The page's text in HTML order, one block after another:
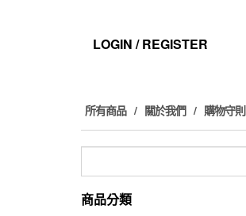
LOGIN / REGISTER
所有商品 關於我們 購物守則
鍵
商品分類